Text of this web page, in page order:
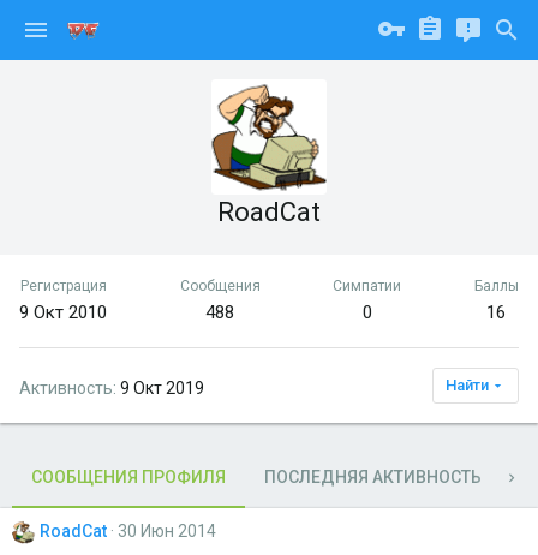
RoadCat
Регистрация
9 Окт 2010
Сообщения
488
Симпатии
0
Баллы
16
Активность 9 Окт 2019 Найти
СООБЩЕНИЯ ПРОФИЛЯ ПОСЛЕДНЯЯ АКТИВНОСТЬ
RoadCat
30 Июн 2014